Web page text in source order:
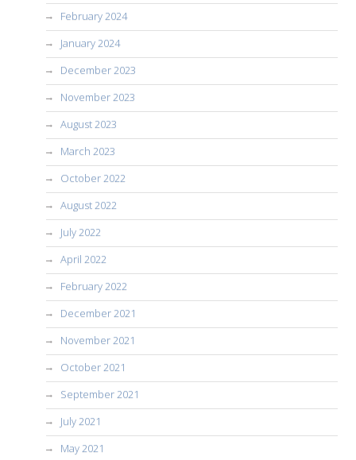
February 2024
January 2024
December 2023
November 2023
August 2023
March 2023
October 2022
August 2022
July 2022
April 2022
February 2022
December 2021
November 2021
October 2021
September 2021
July 2021
May 2021